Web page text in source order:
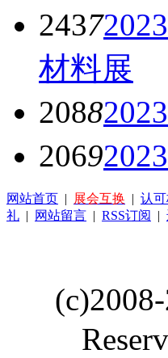
2437
材料展
2088
2069
网站首页 | 展会互换 | 认
礼 | 网站留言 | RSS订阅 |